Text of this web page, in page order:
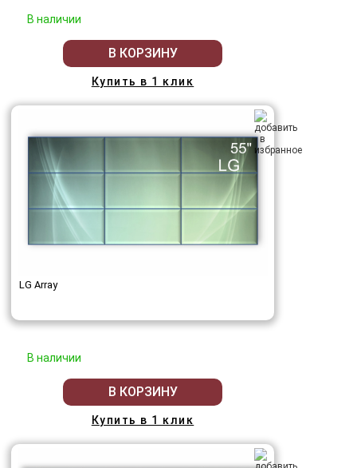
В наличии
В КОРЗИНУ
Купить в 1 клик
LG Array
В наличии
В КОРЗИНУ
Купить в 1 клик